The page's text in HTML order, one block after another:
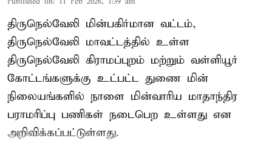
திருநெல்வேலி மின்பகிர்மான வட்டம்,
திருநெல்வேலி மாவட்டத்தில் உள்ள
திருநெல்வேலி கிராமப்புறம் மற்றும் வள்ளியூர்
கோட்டங்களுக்கு உட்பட்ட துணை மின்
நிலையங்களில் நாளை மின்வாரிய மாதாந்திர
பராமரிப்பு பணிகள் நடைபெற உள்ளது என
அறிவிக்கப்பட்டுள்ளது.